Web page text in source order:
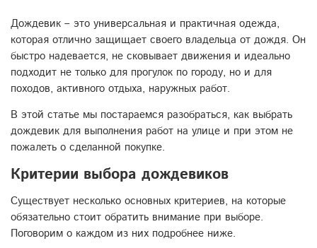
Дождевик – это универсальная и практичная одежда,
которая отлично защищает своего владельца от дождя. Он
быстро надевается, не сковывает движения и идеально
подходит не только для прогулок по городу, но и для
походов, активного отдыха, наружных работ.
В этой статье мы постараемся разобраться, как выбрать
дождевик для выполнения работ на улице и при этом не
пожалеть о сделанной покупке.
Критерии выбора дождевиков
Существует несколько основных критериев, на которые
обязательно стоит обратить внимание при выборе.
Поговорим о каждом из них подробнее ниже.